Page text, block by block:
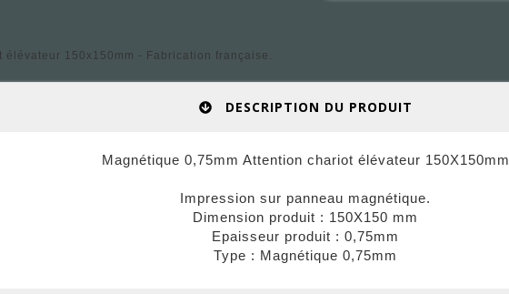
élévateur 150x150mm - Fabrication française.
DESCRIPTION DU PRODUIT
Magnétique 0,75mm Attention chariot élévateur 150X150mm
Impression sur panneau magnétique.
Dimension produit : 150X150 mm
Epaisseur produit : 0,75mm
Type : Magnétique 0,75mm